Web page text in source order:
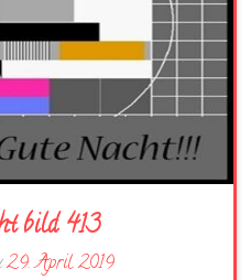
bild 413
29. April 2019